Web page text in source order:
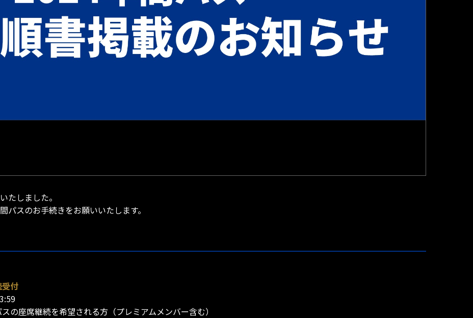
たしました。
スのお手続きをお願いいたします。
付
座席継続を希望される方（プレミアムメンバー含む）